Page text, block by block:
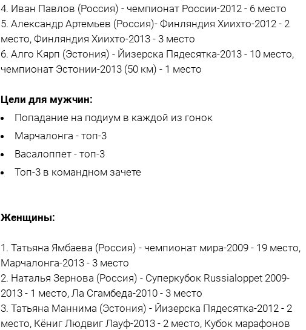
4. Иван Павлов (Россия) - чемпионат России-2012 - 6 место
5. Александр Артемьев (Россия)- Финляндия Хиихто-2012 - 2
место, Финляндия Хиихто-2013 - 3 место
6. Алго Кярп (Эстония) - Йизерска Пядесятка-2013 - 10 место,
чемпионат Эстонии-2013 (50 км) - 1 место
Цели для мужчин:
Попадание на подиум в каждой из гонок
Марчалонга - топ-3
Васалоппет - топ-3
Топ-3 в командном зачете
Женщины:
1. Татьяна Ямбаева (Россия) - чемпионат мира-2009 - 19 место,
Марчалонга-2013 - 3 место
2. Наталья Зернова (Россия) - Суперкубок Russialoppet 2009-
2013 - 1 место, Ла Сгамбеда-2010 - 3 место
3. Татьяна Маннима (Эстония) - Йизерска Пядесятка-2012 - 2
место, Кёниг Людвиг Лауф-2013 - 2 место, Кубок марафонов